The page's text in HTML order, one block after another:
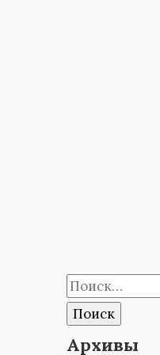
Найти:
Архивы